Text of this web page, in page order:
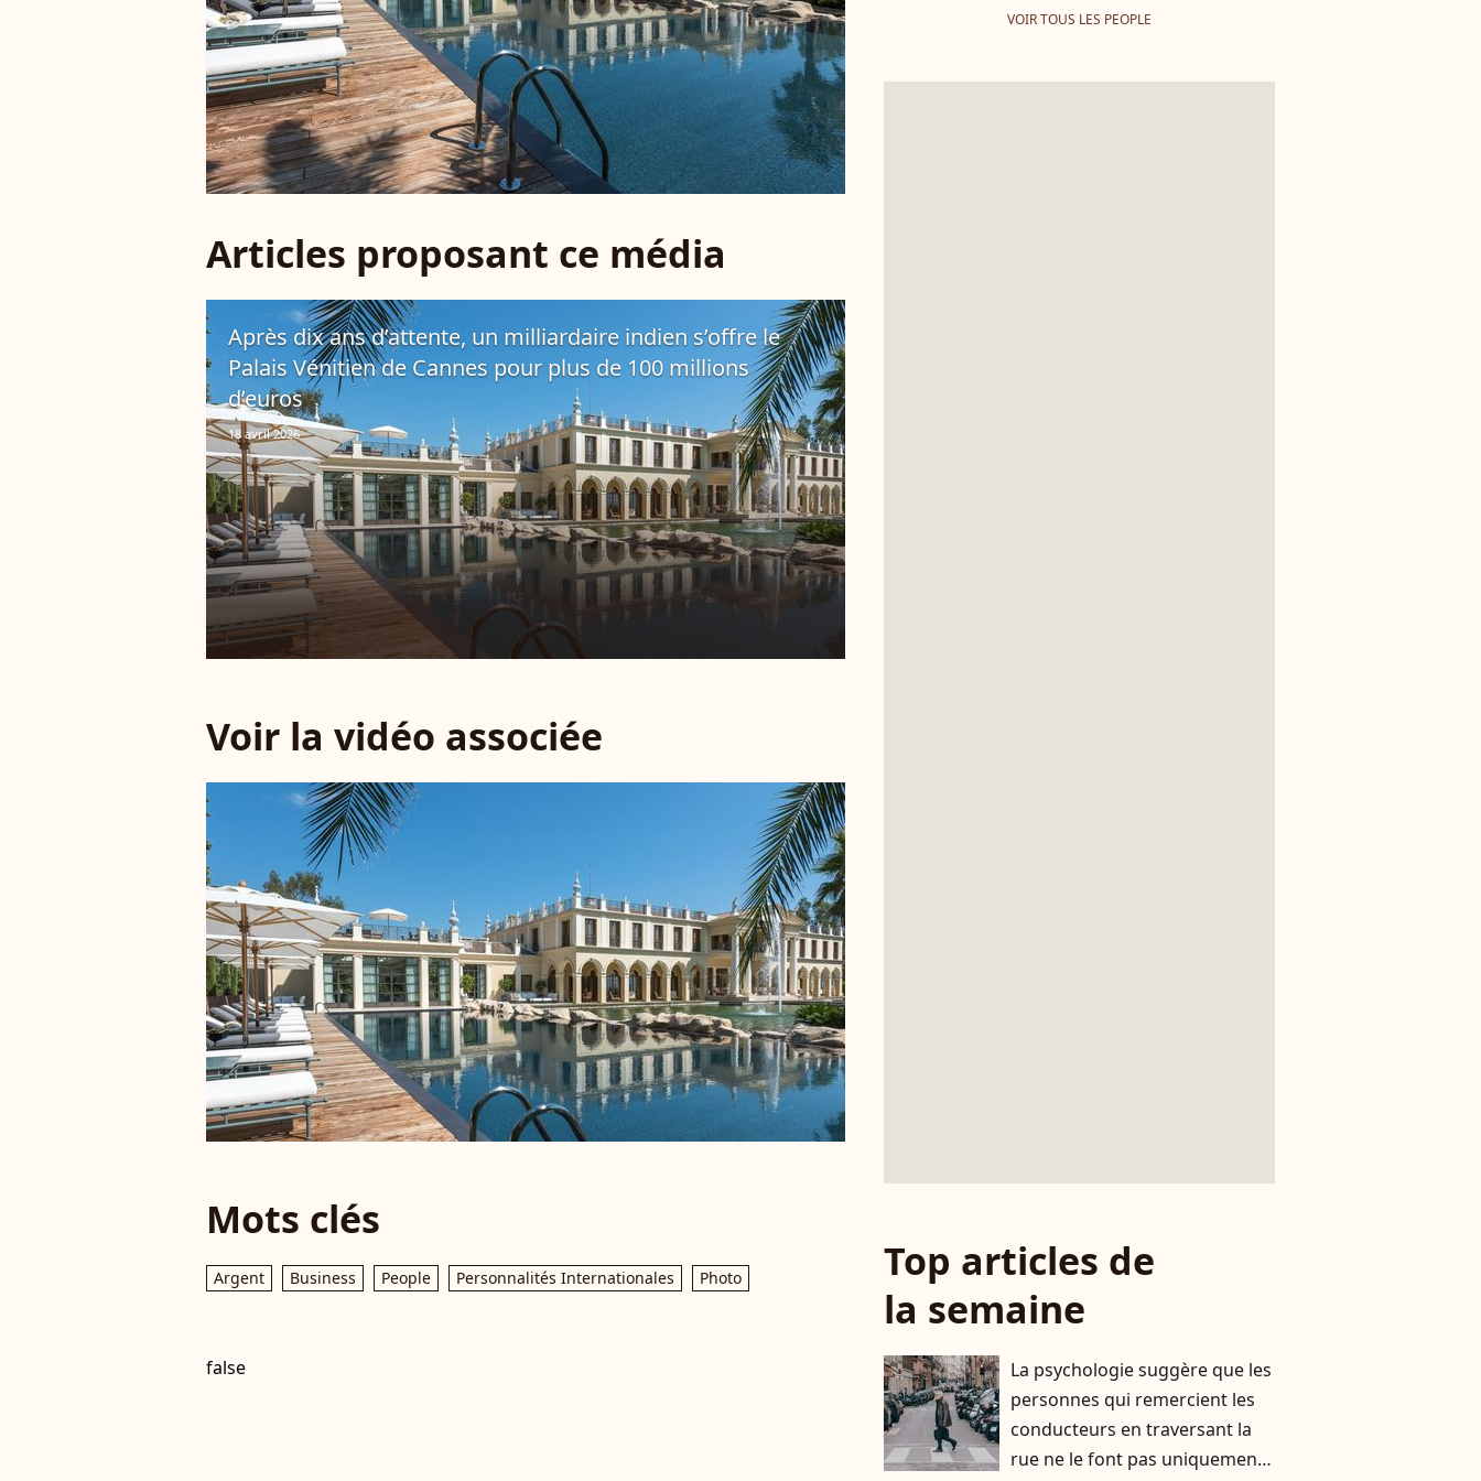
Articles proposant ce média
Après dix ans d’attente, un milliardaire indien s’offre le
Palais Vénitien de Cannes pour plus de 100 millions
d’euros
18 avril 2026
Voir la vidéo associée
Mots clés
Argent Business People Personnalités Internationales Photo
false
VOIR TOUS LES PEOPLE
Top articles de
la semaine
La psychologie suggère que les
personnes qui remercient les
conducteurs en traversant la
rue ne le font pas uniquement